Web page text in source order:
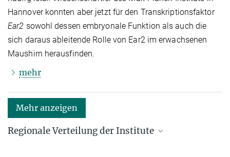
Hannover konnten aber jetzt für den Transkriptionsfaktor
Ear2 sowohl dessen embryonale Funktion als auch die
sich daraus ableitende Rolle von Ear2 im erwachsenen
Maushirn herausfinden.
mehr
Mehr anzeigen
Regionale Verteilung der Institute